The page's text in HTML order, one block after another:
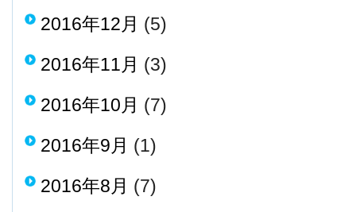
2016年12月 (5)
2016年11月 (3)
2016年10月 (7)
2016年9月 (1)
2016年8月 (7)